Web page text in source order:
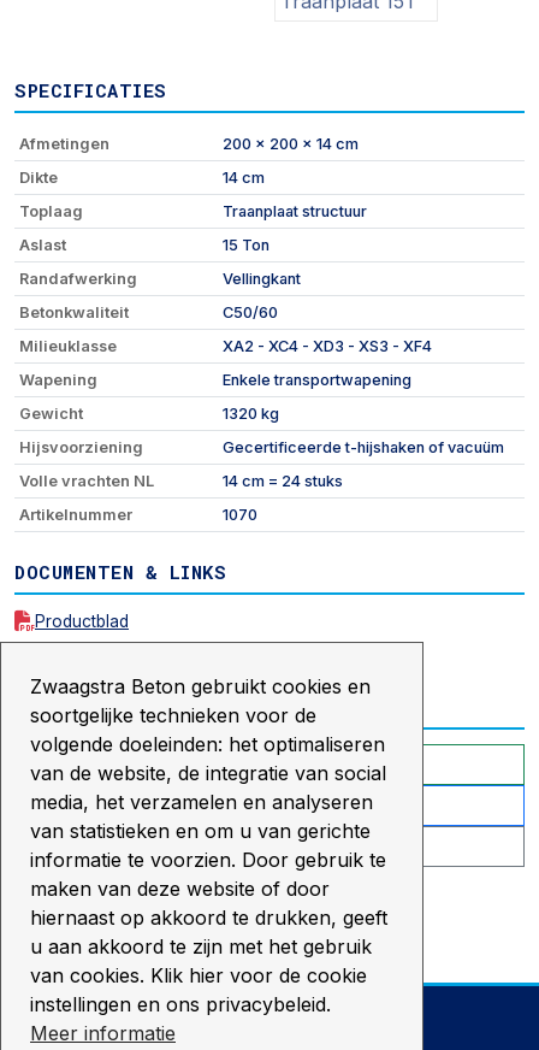
Zwaagstra Beton gebruikt cookies en
soortgelijke technieken voor de
volgende doeleinden: het optimaliseren
van de website, de integratie van social
media, het verzamelen en analyseren
van statistieken en om u van gerichte
informatie te voorzien. Door gebruik te
maken van deze website of door
hiernaast op akkoord te drukken, geeft
u aan akkoord te zijn met het gebruik
van cookies. Klik hier voor de cookie
instellingen en ons privacybeleid.
Meer informatie
SPECIFICATIES
Afmetingen
200 x 200 x 14 cm
Dikte
14 cm
Toplaag
Traanplaat structuur
Aslast
15 Ton
Randafwerking
Vellingkant
Betonkwaliteit
C50/60
Milieuklasse
XA2 - XC4 - XD3 - XS3 - XF4
Wapening
Enkele transportwapening
Gewicht
1320 kg
Hijsvoorziening
Gecertificeerde t-hijshaken of vacuüm
Volle vrachten NL
14 cm = 24 stuks
Artikelnummer
1070
DOCUMENTEN & LINKS
Productblad
INFORMATIE AANVRAGEN
WhatsApp
Vraag informatie/offerte aan
TELEFOON